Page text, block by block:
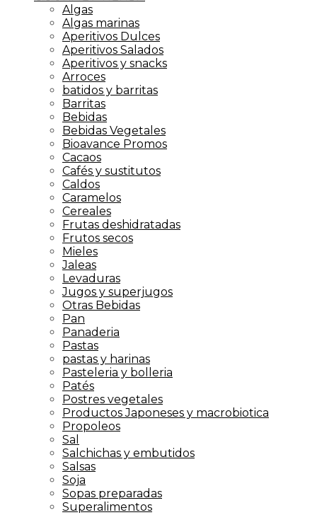
Algas
Algas marinas
Aperitivos Dulces
Aperitivos Salados
Aperitivos y snacks
Arroces
batidos y barritas
Barritas
Bebidas
Bebidas Vegetales
Bioavance Promos
Cacaos
Cafés y sustitutos
Caldos
Caramelos
Cereales
Frutas deshidratadas
Frutos secos
Mieles
Jaleas
Levaduras
Jugos y superjugos
Otras Bebidas
Pan
Panaderia
Pastas
pastas y harinas
Pasteleria y bolleria
Patés
Postres vegetales
Productos Japoneses y macrobiotica
Propoleos
Sal
Salchichas y embutidos
Salsas
Soja
Sopas preparadas
Superalimentos